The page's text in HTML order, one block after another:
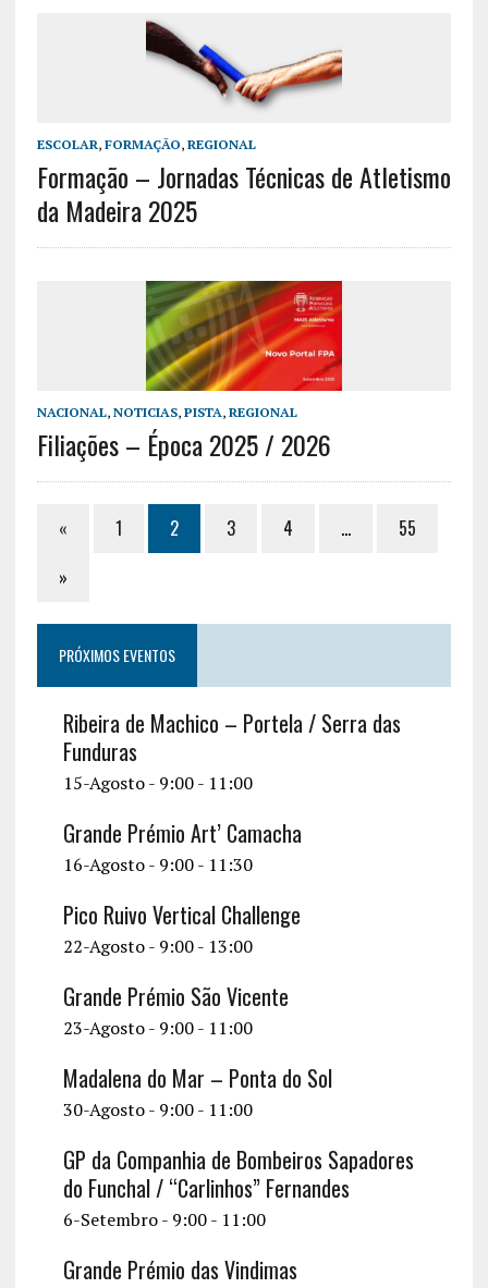
ESCOLAR, FORMAÇÃO, REGIONAL
Formação – Jornadas Técnicas de Atletismo
da Madeira 2025
NACIONAL, NOTICIAS, PISTA, REGIONAL
Filiações – Época 2025 / 2026
« 1 2 3 4 …
55
»
PRÓXIMOS EVENTOS
Ribeira de Machico – Portela / Serra das
Funduras
15-Agosto - 9:00- 11:00
Grande Prémio Art’ Camacha
16-Agosto - 9:00- 11:30
Pico Ruivo Vertical Challenge
22-Agosto - 9:00- 13:00
Grande Prémio São Vicente
23-Agosto - 9:00- 11:00
Madalena do Mar – Ponta do Sol
30-Agosto - 9:00- 11:00
GP da Companhia de Bombeiros Sapadores
do Funchal / “Carlinhos” Fernandes
6-Setembro - 9:00- 11:00
Grande Prémio das Vindimas